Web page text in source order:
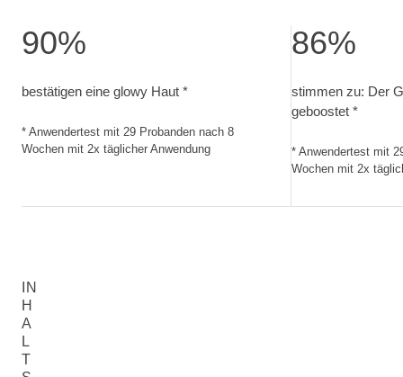
90%
bestätigen eine glowy Haut *
* Anwendertest mit 29 Probanden nach 8
Wochen mit 2x täglicher Anwendung
86%
stimmen zu: Der
geboostet *
* Anwendertest mit
Wochen mit 2x
IN
H
A
L
T